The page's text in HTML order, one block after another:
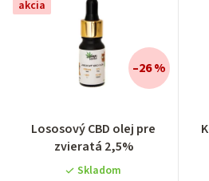
akcia
Lososový CBD olej pre
zvieratá 2,5%
Skladom
–26 %